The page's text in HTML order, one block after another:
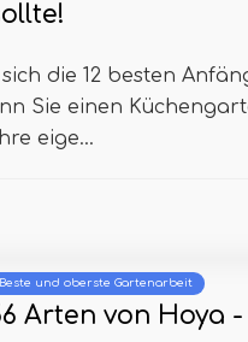
die 12 besten
Sie einen
eige...
Beste und oberste Gartenarbeit
Arten von Hoya -